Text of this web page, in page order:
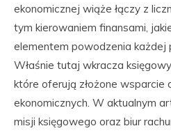
ekonomicznej wiąże łączy z
tym kierowaniem finansami,
elementem powodzenia każdej
Właśnie tutaj wkracza
które oferują złożone wsparcie
ekonomicznych. W aktualnym
misji księgowego oraz biur